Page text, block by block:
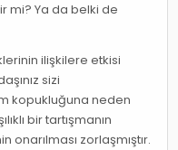
mi? Ya da belki de
ilişkilere etkisi
sizi
kopukluğuna neden
bir tartışmanın
onarılması zorlaşmıştır.